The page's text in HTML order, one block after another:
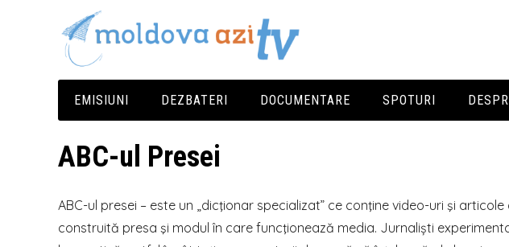
EMISIUNI
Împărțit La Doi
DEZBATERI DOCUMENTARE SPOTURI
ABC-ul Presei
ABC-ul presei – este un „dicţionar specializat” ce conţine video-uri şi
construită presa şi modul în care funcţionează media. Jurnaliști